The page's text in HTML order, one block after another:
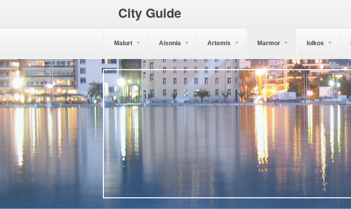
City Guide
Malurt Aisonia Artemis Marmor Iolkos